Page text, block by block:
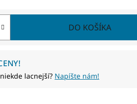
DO KOŠÍKA
lacnejší? Napíšte nám!